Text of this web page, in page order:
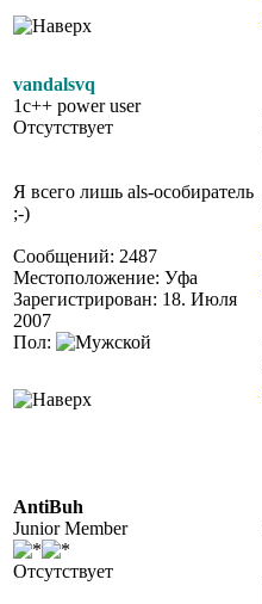
vandalsvq
1c++ power user
Отсутствует
Я всего лишь als-особиратель
;-)
Сообщений: 2487
Местоположение: Уфа
Зарегистрирован: 18. Июля
2007
Пол:
AntiBuh
Junior Member
Отсутствует